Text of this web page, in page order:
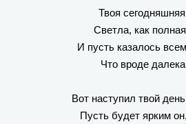
Твоя
Светла, как
И пусть казалось
Что вроде
Вот наступил твой
Пусть будет ярким